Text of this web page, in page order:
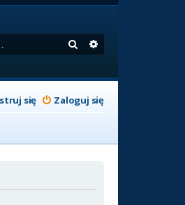
Szukaj
Zaloguj się
się